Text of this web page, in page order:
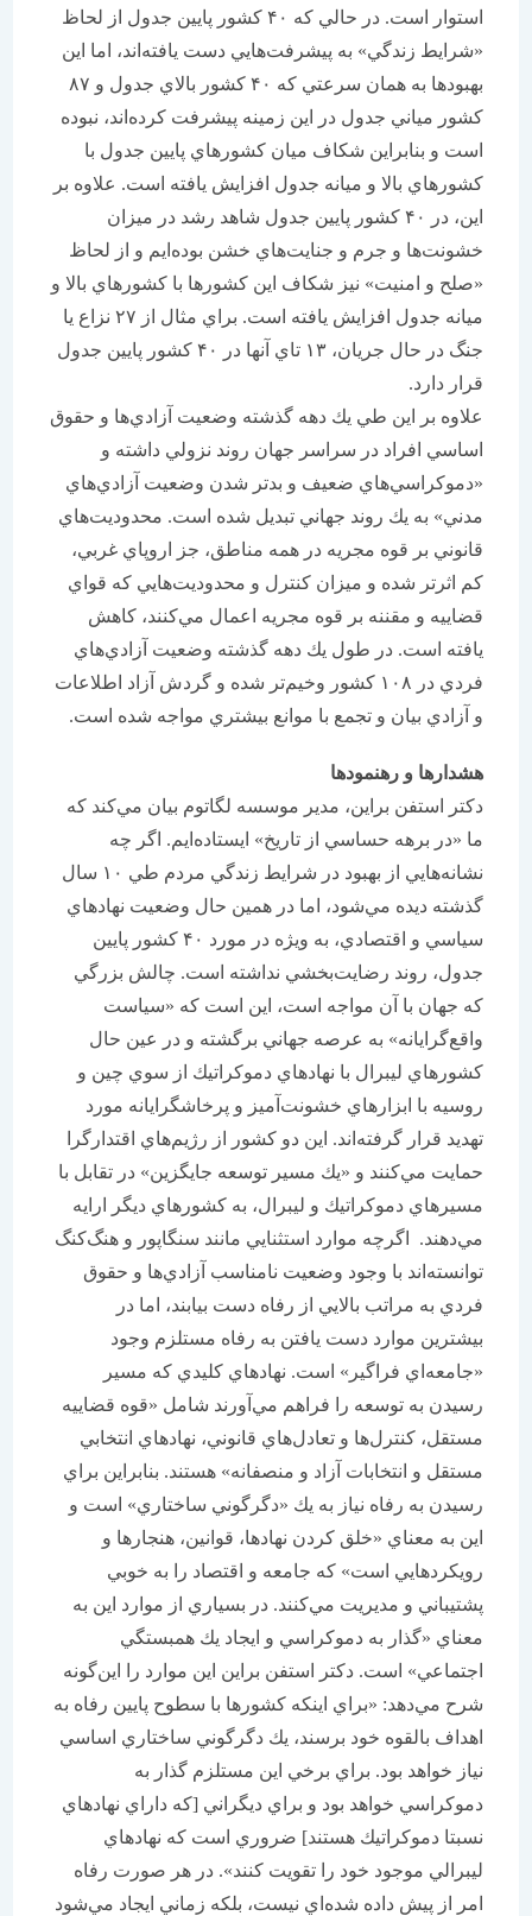
استوار است. در حالي كه ۴۰ كشور پايين جدول از لحاظ
«شرايط زندگي» به پيشرفت‌هايي دست يافته‌اند، اما اين
بهبود‌ها به همان سرعتي كه ۴۰ كشور بالاي جدول و ۸۷
كشور مياني جدول در اين زمينه پيشرفت كرده‌اند، نبوده
است و بنابراين شكاف ميان كشورهاي پايين جدول با
كشورهاي بالا و ميانه جدول افزايش يافته است. علاوه بر
اين، در ۴۰ كشور پايين جدول شاهد رشد در ميزان
خشونت‌ها و جرم و جنايت‌هاي خشن بوده‌ايم و از لحاظ
«صلح و امنيت» نيز شكاف اين كشورها با كشورهاي بالا و
ميانه جدول افزايش يافته است. براي مثال از ۲۷ نزاع يا
جنگ در حال جريان، ۱۳ تاي آنها در ۴۰ كشور پايين جدول
قرار دارد.
علاوه بر اين طي يك دهه گذشته وضعيت آزادي‌ها و حقوق
اساسي افراد در سراسر جهان روند نزولي داشته و
«دموكراسي‌هاي ضعيف و بدتر شدن وضعيت آزادي‌هاي
مدني» به يك روند جهاني تبديل شده است. محدوديت‌هاي
قانوني بر قوه مجريه در همه مناطق، جز اروپاي غربي،
كم اثرتر شده و ميزان كنترل و محدوديت‌هايي كه قواي
قضاييه و مقننه بر قوه مجريه اعمال مي‌كنند، كاهش
يافته است. در طول يك دهه گذشته وضعيت آزادي‌هاي
فردي در ۱۰۸ كشور وخيم‌تر شده و گردش آزاد اطلاعات
و آزادي بيان و تجمع با موانع بيشتري مواجه شده است.
هشدارها و رهنمودها
دكتر استفن براين، مدير موسسه لگاتوم بيان مي‌كند كه
ما «در برهه حساسي از تاريخ» ايستاده‌ايم. اگر چه
نشانه‌هايي از بهبود در شرايط زندگي مردم طي ۱۰ سال
گذشته ديده مي‌شود، اما در همين حال وضعيت نهادهاي
سياسي و اقتصادي، به ويژه در مورد ۴۰ كشور پايين
جدول، روند رضايت‌بخشي نداشته است. چالش بزرگي
كه جهان با آن مواجه است، اين است كه «سياست
واقع‌گرايانه» به عرصه جهاني برگشته و در عين حال
كشورهاي ليبرال با نهادهاي دموكراتيك از سوي چين و
روسيه با ابزار‌هاي خشونت‌آميز و پرخاشگرايانه مورد
تهديد قرار گرفته‌اند. اين دو كشور از رژيم‌هاي اقتدارگرا
حمايت مي‌كنند و «يك مسير توسعه جايگزين» در تقابل با
مسيرهاي دموكراتيك و ليبرال، به كشورهاي ديگر ارايه
مي‌دهند. اگرچه موارد استثنايي مانند سنگاپور و هنگ‌كنگ
توانسته‌اند با وجود وضعيت نامناسب آزادي‌ها و حقوق
فردي به مراتب بالايي از رفاه دست بيابند، اما در
بيشترين موارد دست يافتن به رفاه مستلزم وجود
«جامعه‌اي فراگير» است. نهاد‌هاي كليدي كه مسير
رسيدن به توسعه را فراهم مي‌آورند شامل «قوه قضاييه
مستقل، كنترل‌ها و تعادل‌هاي قانوني، نهادهاي انتخابي
مستقل و انتخابات آزاد و منصفانه» هستند. بنابراين براي
رسيدن به رفاه نياز به يك «دگرگوني ساختاري» است و
اين به معناي «خلق كردن نهادها، قوانين، هنجارها و
رويكردهايي است» كه جامعه و اقتصاد را به خوبي
پشتيباني و مديريت مي‌كنند. در بسياري از موارد اين به
معناي «گذار به دموكراسي و ايجاد يك همبستگي
اجتماعي» است. دكتر استفن براين اين موارد را اين‌گونه
شرح مي‌دهد: «براي اينكه كشورها با سطوح پايين رفاه به
اهداف بالقوه خود برسند، يك دگرگوني ساختاري اساسي
نياز خواهد بود. براي برخي اين مستلزم گذار به
دموكراسي خواهد بود و براي ديگراني [كه داراي نهاد‌هاي
نسبتا دموكراتيك هستند] ضروري است كه نهادهاي
ليبرالي موجود خود را تقويت كنند». در هر صورت رفاه
امر از پيش داده شده‌اي نيست، بلكه زماني ايجاد مي‌شود